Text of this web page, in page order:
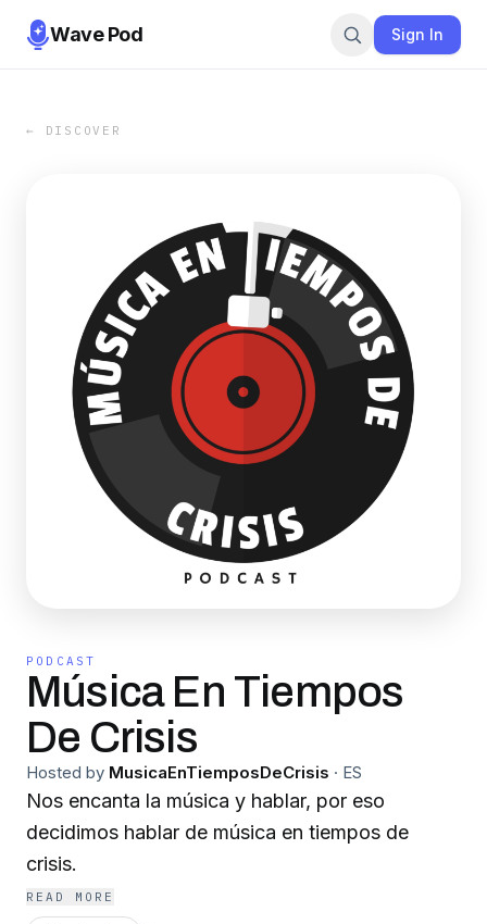
Wave Pod Sign In
← DISCOVER
PODCAST
Música En Tiempos
De Crisis
Hosted by MusicaEnTiemposDeCrisis · ES
Nos encanta la música y hablar, por eso
decidimos hablar de música en tiempos de
crisis.
READ MORE